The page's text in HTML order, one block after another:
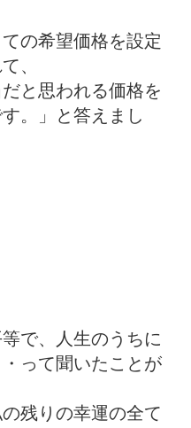
の希望価格を設定
、
と思われる価格を
。」と答えまし
で、人生のうちに
って聞いたことが
残りの幸運の全て